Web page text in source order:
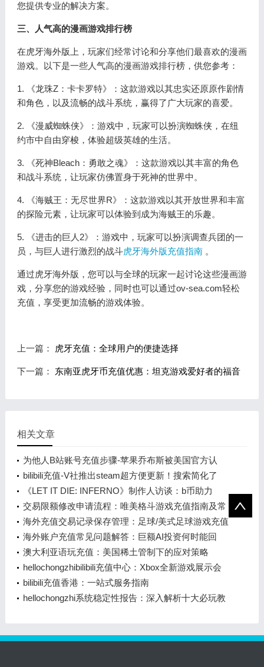
您提供专业的解决方案。
三、人气高的漫画游戏排行榜
在虎牙海外版上，玩家们经常讨论和分享他们最喜欢的漫画
游戏。以下是一些人气高的漫画游戏排行榜，供您参考：
1. 《龙珠Z：卡卡罗特》：这款游戏以其忠实还原原作剧情
和角色，以及流畅的战斗系统，赢得了广大玩家的喜爱。
2. 《漫威蜘蛛侠》：游戏中，玩家可以扮演蜘蛛侠，在纽
约市中自由穿梭，体验超级英雄的生活。
3. 《死神Bleach：勇敢之魂》：这款游戏以其丰富的角色
和战斗系统，让玩家仿佛置身于死神的世界中。
4. 《海贼王：无尽世界R》：这款游戏以其开放世界和丰富
的探险元素，让玩家可以体验到成为海贼王的乐趣。
5. 《进击的巨人2》：游戏中，玩家可以扮演调查兵团的一
员，与巨人进行激烈的战斗虎牙海外版充值指南。
通过虎牙海外版，您可以与全球的玩家一起讨论这些漫画游
戏，分享您的游戏经验，同时也可以通过ov-sea.com轻松
充值，享受更加流畅的游戏体验。
上一篇： 虎牙充值：全球用户的便捷选择
下一篇： 东南亚虎牙币充值优惠：坦克游戏爱好者的福音
相关文章
为他人B站账号充值步骤-苹果乔布斯被美国官方认
可！将现身在1美元纪念币上
bilibili充值-V社推出steam超方便更新！搜索简化了
《LET IT DIE: INFERNO》制作人访谈：b币助力
的“认真胡闹”
交易限额修改申请流程：唯美格斗游戏充值指南及常
见问题解答
海外充值交易记录保存管理：足球/美式足球游戏充值
指南
海外账户充值常见问题解答：巨额AI投资何时能回
本？大摩预测2028年
澳大利亚语玩充值：美国稀土管制下的应对策略
hellochongzhibilibili充值中心：Xbox全新游戏展示会
前瞻
bilibili充值香港：一站式服务指南
hellochongzhi系统稳定性报告：深入解析十大必玩教